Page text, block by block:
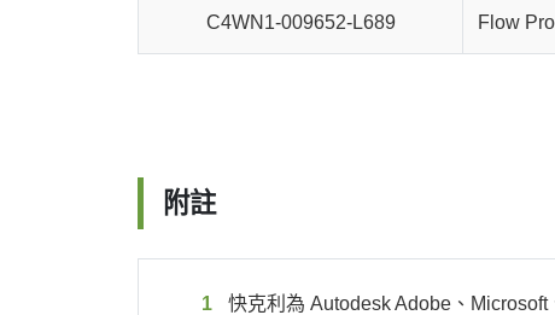
C4WN1-009652-L689 Flow
附註
快克利為 Autodesk Adobe、